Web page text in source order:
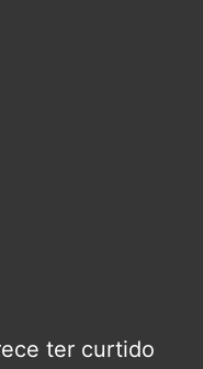
ter curtido